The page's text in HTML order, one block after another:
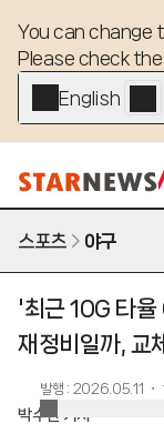
You can change
Please check
English - EN
스포츠 야구
'최근 10G 타
재정비일까, 교
발행 : 2026.05.11 ・
박수진 기자